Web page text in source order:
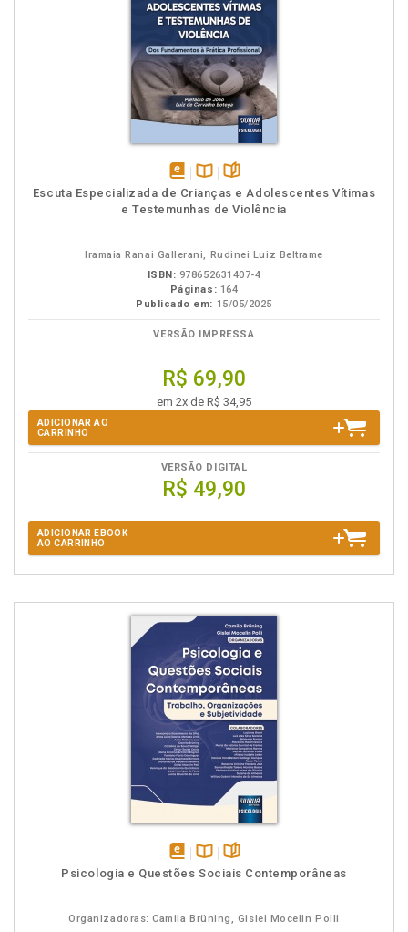
disponível
em
Disponível
na
páginas
Escuta Especializada de Crianças e Adolescentes Vítimas
e Testemunhas de Violência
Iramaia Ranai Gallerani, Rudinei Luiz Beltrame
ISBN: 978652631407-4
Páginas: 164
Publicado em: 15/05/2025
VERSÃO IMPRESSA
R$ 69,90
em 2x de R$ 34,95
ADICIONAR AO
CARRINHO
VERSÃO DIGITAL
R$ 49,90
ADICIONAR EBOOK
AO CARRINHO
disponívelDisponível
páginas
Psicologia e Questões Sociais Contemporâneas
Organizadoras: Camila Brüning, Gislei Mocelin Polli